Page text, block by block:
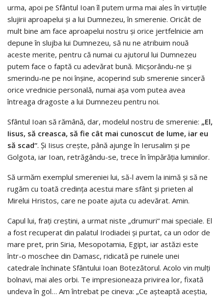
urma, apoi pe Sfântul Ioan îl putem urma mai ales în virtuțile
slujirii aproapelui și a lui Dumnezeu, în smerenie. Oricât de
mult bine am face aproapelui nostru și orice jertfelnicie am
depune în slujba lui Dumnezeu, să nu ne atribuim nouă
aceste merite, pentru că numai cu ajutorul lui Dumnezeu
putem face o faptă cu adevărat bună. Micșorându-ne și
smerindu-ne pe noi înșine, acoperind sub smerenie sinceră
orice vrednicie personală, numai așa vom putea avea
întreaga dragoste a lui Dumnezeu pentru noi.
Sfântul Ioan să rămână, dar, modelul nostru de smerenie: „El,
Iisus, să creasca, să fie cât mai cunoscut de lume, iar eu
să scad“. Și Iisus crește, până ajunge în Ierusalim și pe
Golgota, iar Ioan, retrăgându-se, trece în împărăția luminilor.
Să urmăm exemplul smereniei lui, să-l avem la inimă și să ne
rugăm cu toată credința acestui mare sfânt și prieten al
Mirelui Hristos, care ne poate ajuta cu adevărat. Amin.
Capul lui, frați creștini, a urmat niste „drumuri“ mai speciale. El
a fost recuperat din palatul Irodiadei și purtat, ca un odor de
mare pret, prin Siria, Mesopotamia, Egipt, iar astăzi este
într-o moschee din Damasc, ridicată pe ruinele unei
catedrale închinate Sfântului Ioan Botezătorul. Acolo vin mulți
bolnavi, mai ales orbi. Te impresioneaza privirea lor, fixată
undeva în gol… Am întrebat pe cineva: „Ce așteaptă aceștia,